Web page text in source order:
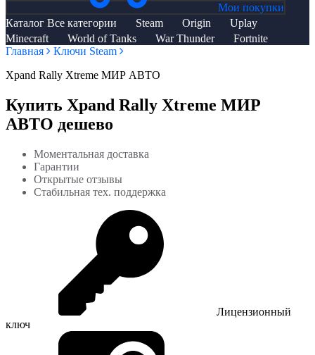
Мои покупки
Каталог Все категории Steam Origin
Uplay
Minecraft
World of Tanks War Thunder
Fortnite
Главная
Ключи Steam
Xpand Rally Xtreme МИР АВТО
Купить Xpand Rally Xtreme МИР
АВТО дешево
Моментальная доставка
Гарантии
Открытые отзывы
Стабильная тех. поддержка
Лицензионный
ключ